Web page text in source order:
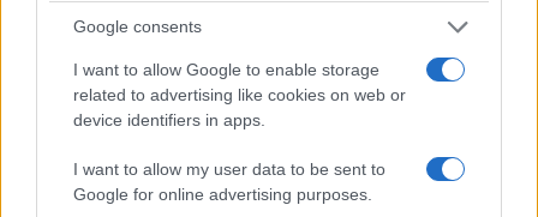
Google consents
I want to allow Google to enable storage
related to advertising like cookies on web or
device identifiers in apps.
I want to allow my user data to be sent to
Google for online advertising purposes.